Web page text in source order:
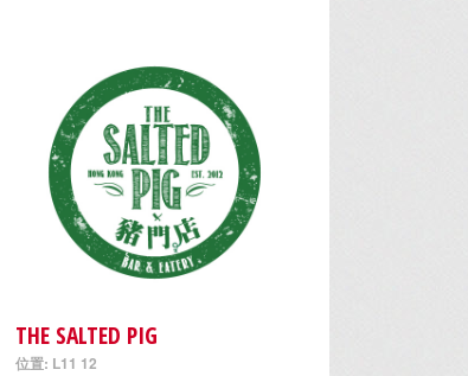
THE SALTED PIG
位置: L11 12